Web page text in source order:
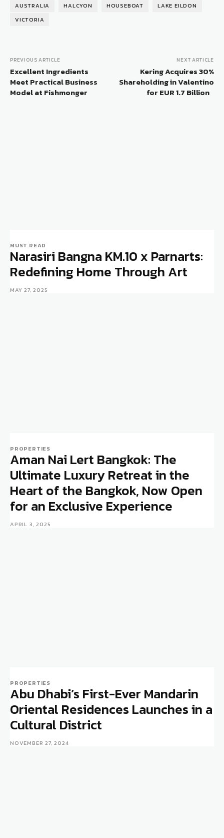
AUSTRALIA HALCYON HOUSEBOAT
LAKE EILDON
VICTORIA
PREVIOUS ARTICLE
Excellent Ingredients
Meet Practical Business
Model at Fishmonger
NEXT ARTICLE
Kering Acquires 30%
Shareholding in Valentino
for EUR 1.7 Billion
MUST READ
Narasiri Bangna KM.10 x Parnarts:
Redefining Home Through Art
MAY 27, 2025
PROPERTIES
Aman Nai Lert Bangkok: The
Ultimate Luxury Retreat in the
Heart of the Bangkok, Now Open
for an Exclusive Experience
APRIL 3, 2025
PROPERTIES
Abu Dhabi’s First-Ever Mandarin
Oriental Residences Launches in a
Cultural District
NOVEMBER 27, 2024